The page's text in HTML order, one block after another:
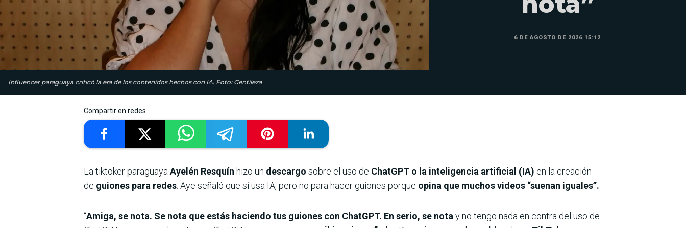
Influencer paraguaya criticó la era de los contenidos hechos con IA. Foto: Gentileza
6 DE AGOSTO DE 2026 15:12
Compartir en redes
La tiktoker paraguayaAyelén Resquín hizo un descargo sobre el uso de ChatGPT o la inteligencia artificial (IA) en la creación
de guiones para redes. Aye señaló que sí usa IA, pero no para hacer guiones porque opina que muchos videos “suenan iguales”.
“Amiga, se nota. Se nota que estás haciendo tus guiones con ChatGPT. En serio, se notay no tengo nada en contra del uso de